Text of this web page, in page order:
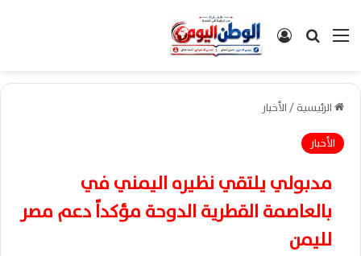
القائمةبحث عن تسجيل الدخول
الرئيسية/الأخبار
الأخبار
مدبولي يلتقي نظيره اليمني في
بالعاصمة القطرية الدوحة مؤكداً دعم مصر
لليمن